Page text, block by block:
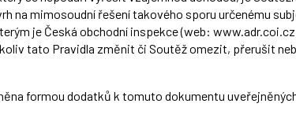
na mimosoudní řešení takového sporu určenému
je Česká obchodní inspekce (web: www.adr.coi.cz
tato Pravidla změnit či Soutěž omezit, přerušit
formou dodatků k tomuto dokumentu